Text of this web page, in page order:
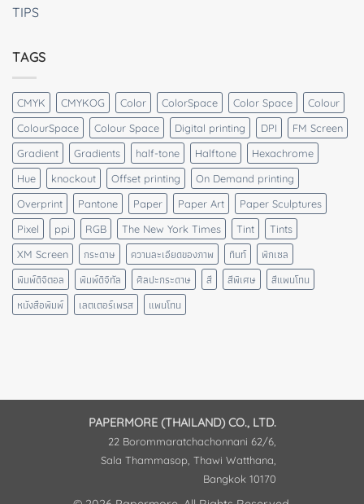
TIPS
TAGS
CMYK CMYKOG Color ColorSpace Color Space
Colour
ColourSpace
Colour Space Digital printing DPI
FM Screen
Gradient
Gradients half-tone Halftone
Hexachrome
Hue
knockout Offset printing
On Demand printing
Overprint
Pantone Paper Paper Art
Paper Sculptures
Pixel
ppi RGB The New York Times Tint
Tints
XM Screen
กระดาษ ความละเอียดของภาพ ทินท์
พิกเซล
พิมพ์ดิจิตอล
พิมพ์ดิจิทัล ศิลปะกระดาษ สี สีพิเศษ
สีแพนโทน
หนังสือพิมพ์
เลตเตอร์เพรส แพนโทน
PAPERMORE (THAILAND) CO., LTD.
22 Borommaratchachonnani 62/6,
Sala Thammasop, Thawi Watthana,
Bangkok 10170